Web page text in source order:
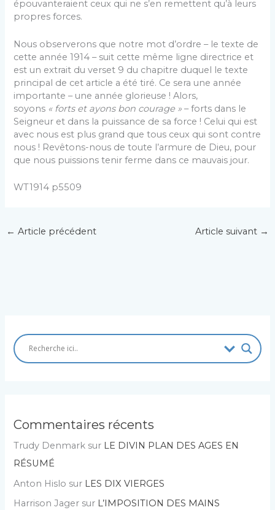
épouvanteraient ceux qui ne s’en remettent qu’à leurs
propres forces.
Nous observerons que notre mot d’ordre – le texte de
cette année 1914 – suit cette même ligne directrice et
est un extrait du verset 9 du chapitre duquel le texte
principal de cet article a été tiré. Ce sera une année
importante – une année glorieuse ! Alors,
soyons « forts et ayons bon courage » – forts dans le
Seigneur et dans la puissance de sa force ! Celui qui est
avec nous est plus grand que tous ceux qui sont contre
nous ! Revêtons-nous de toute l’armure de Dieu, pour
que nous puissions tenir ferme dans ce mauvais jour.
WT1914 p5509
← Article précédent Article suivant →
Commentaires récents
Trudy Denmark sur LE DIVIN PLAN DES AGES EN
RÉSUMÉ
Anton Hislo sur LES DIX VIERGES
Harrison Jager sur L’IMPOSITION DES MAINS